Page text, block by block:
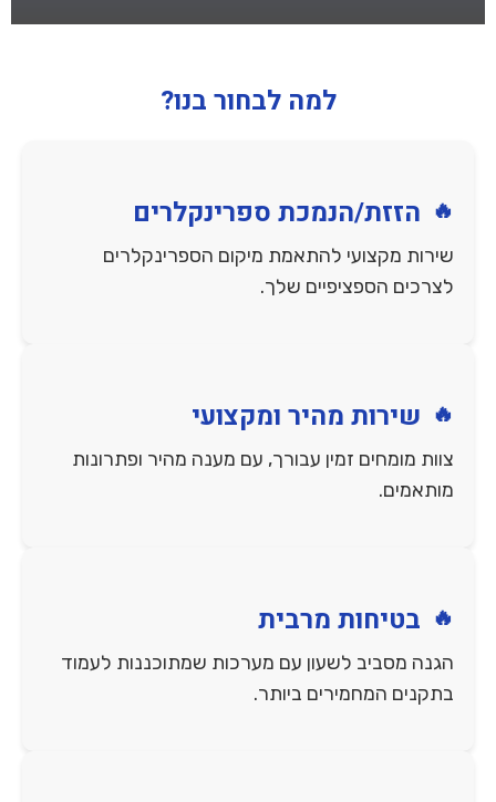
למה לבחור בנו?
הזזת/הנמכת ספרינקלרים
שירות מקצועי להתאמת מיקום הספרינקלרים
לצרכים הספציפיים שלך.
שירות מהיר ומקצועי
צוות מומחים זמין עבורך, עם מענה מהיר ופתרונות
מותאמים.
בטיחות מרבית
הגנה מסביב לשעון עם מערכות שמתוכננות לעמוד
בתקנים המחמירים ביותר.